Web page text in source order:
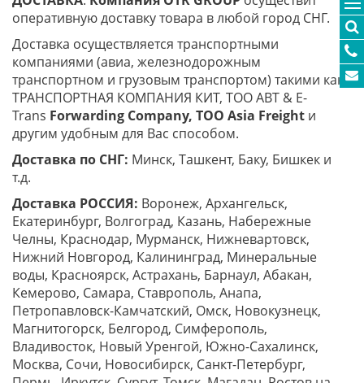
оперативную доставку товара в любой город СНГ.
Доставка осуществляется транспортными
компаниями (авиа, железнодорожным
транспортном и грузовым транспортом) такими как
ТРАНСПОРТНАЯ КОМПАНИЯ КИТ, ТОО ABT & E-
Trans Forwarding Company, ТОО Asia Freight и
другим удобным для Вас способом.
Доставка по СНГ: Минск, Ташкент, Баку, Бишкек и
т.д.
Доставка РОССИЯ: Воронеж, Архангельск,
Екатеринбург, Волгоград, Казань, Набережные
Челны, Краснодар, Мурманск, Нижневартовск,
Нижний Новгород, Калининград, Минеральные
воды, Красноярск, Астрахань, Барнаул, Абакан,
Кемерово, Самара, Ставрополь, Анапа,
Петропавловск-Камчатский, Омск, Новокузнецк,
Магнитогорск, Белгород, Симферополь,
Владивосток, Новый Уренгой, Южно-Сахалинск,
Москва, Сочи, Новосибирск, Санкт-Петербург,